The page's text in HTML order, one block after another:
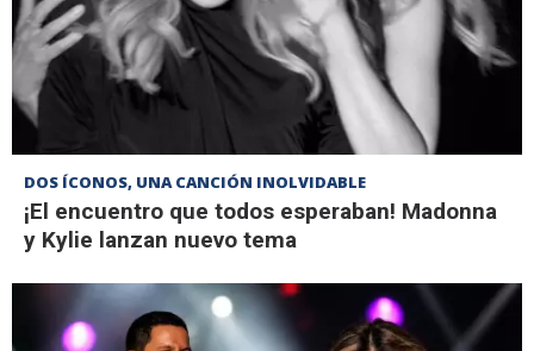
DOS ÍCONOS, UNA CANCIÓN INOLVIDABLE
¡El encuentro que todos esperaban! Madonna
y Kylie lanzan nuevo tema